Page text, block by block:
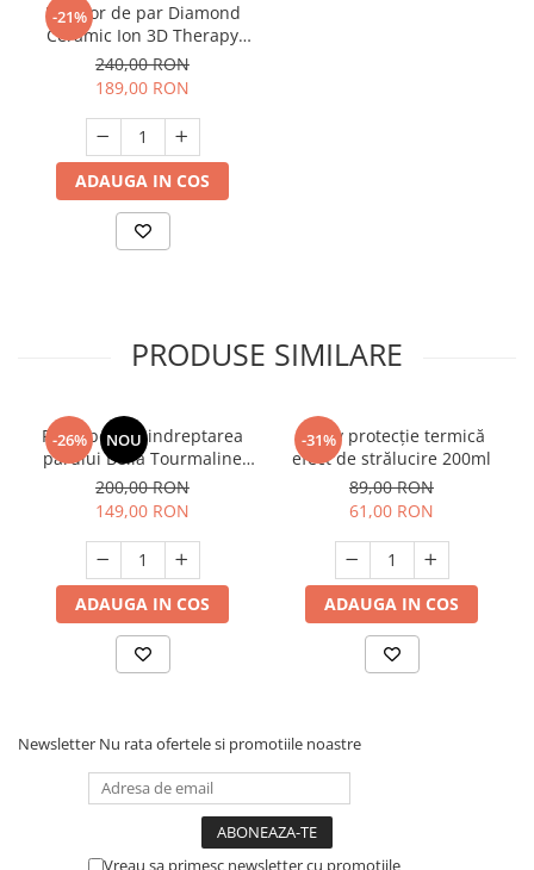
-21%
Uscator de par Diamond
Ceramic Ion 3D Therapy
2300W
240,00 RON
189,00 RON
ADAUGA IN COS
PRODUSE SIMILARE
-26% NOU
Placa pentru indreptarea
parului Bella Tourmaline
Red Ion
200,00 RON
149,00 RON
ADAUGA IN COS
-31%
Spray protecție termică
efect de strălucire 200ml
89,00 RON
61,00 RON
ADAUGA IN COS
Newsletter Nu rata ofertele si promotiile noastre
Vreau sa primesc newsletter cu promotiile